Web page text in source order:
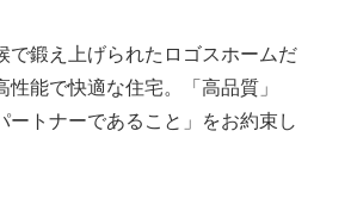
で鍛え上げられたロゴスホームだ
性能で快適な住宅。「高品質」
ートナーであること」をお約束し